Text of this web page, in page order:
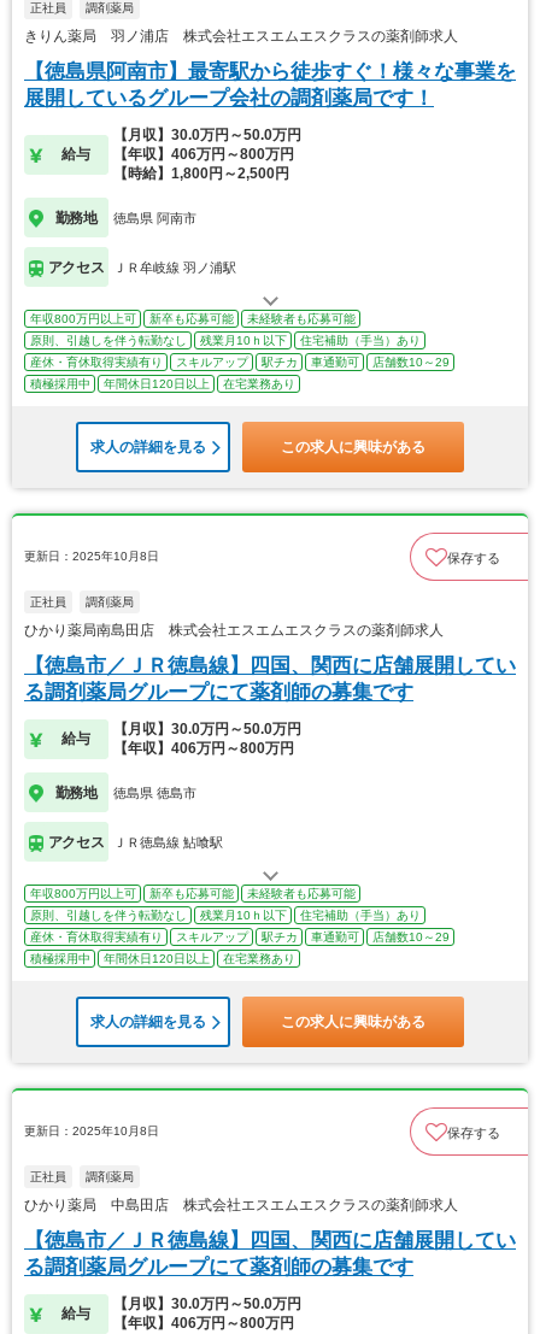
正社員 調剤薬局
きりん薬局 羽ノ浦店 株式会社エスエムエスクラスの薬剤師求人
【徳島県阿南市】最寄駅から徒歩すぐ！様々な事業を
展開しているグループ会社の調剤薬局です！
給与
【月収】30.0万円～50.0万円
【年収】406万円～800万円
【時給】1,800円～2,500円
勤務地 徳島県 阿南市
アクセス ＪＲ牟岐線 羽ノ浦駅
年収800万円以上可 新卒も応募可能
未経験者も応募可能
原則、引越しを伴う転勤なし
残業月10ｈ以下
住宅補助（手当）あり
産休・育休取得実績有り
スキルアップ 駅チカ 車通勤可
店舗数10～29
積極採用中
年間休日120日以上 在宅業務あり
求人の詳細を見る この求人に興味がある
更新日：2025年10月8日 保存する
正社員 調剤薬局
ひかり薬局南島田店 株式会社エスエムエスクラスの薬剤師求人
【徳島市／ＪＲ徳島線】四国、関西に店舗展開してい
る調剤薬局グループにて薬剤師の募集です
給与
【月収】30.0万円～50.0万円
【年収】406万円～800万円
勤務地 徳島県 徳島市
アクセス ＪＲ徳島線 鮎喰駅
年収800万円以上可 新卒も応募可能
未経験者も応募可能
原則、引越しを伴う転勤なし
残業月10ｈ以下
住宅補助（手当）あり
産休・育休取得実績有り
スキルアップ 駅チカ 車通勤可
店舗数10～29
積極採用中
年間休日120日以上 在宅業務あり
求人の詳細を見る この求人に興味がある
更新日：2025年10月8日 保存する
正社員 調剤薬局
ひかり薬局 中島田店 株式会社エスエムエスクラスの薬剤師求人
【徳島市／ＪＲ徳島線】四国、関西に店舗展開してい
る調剤薬局グループにて薬剤師の募集です
給与
【月収】30.0万円～50.0万円
【年収】406万円～800万円